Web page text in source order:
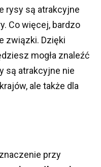
rysy są atrakcyjne
Co więcej, bardzo
związki. Dzięki
mogła znaleźć
są atrakcyjne nie
ale także dla
przy